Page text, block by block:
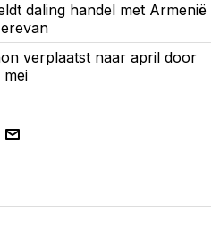
daling handel met Armenië
verplaatst naar april door
mei